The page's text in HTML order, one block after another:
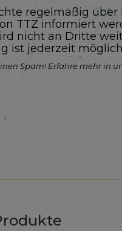
regelmäßig über
TTZ informiert
nicht an Dritte
ist jederzeit
Spam! Erfahre mehr in